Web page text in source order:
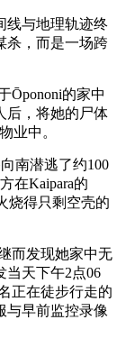
线与地理轨迹终
杀，而是一场跨
Ōpononi的家中
后，将她的尸体
业中。
南潜逃了约100
在Kaipara的
烧得只剩空壳的
而发现她家中无
当天下午2点06
正在徒步行走的
与早前监控录像